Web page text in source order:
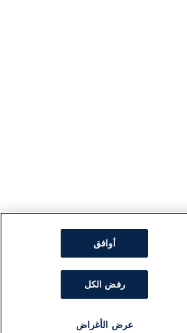
أوافق
رفض الكل
عرض الأغراض